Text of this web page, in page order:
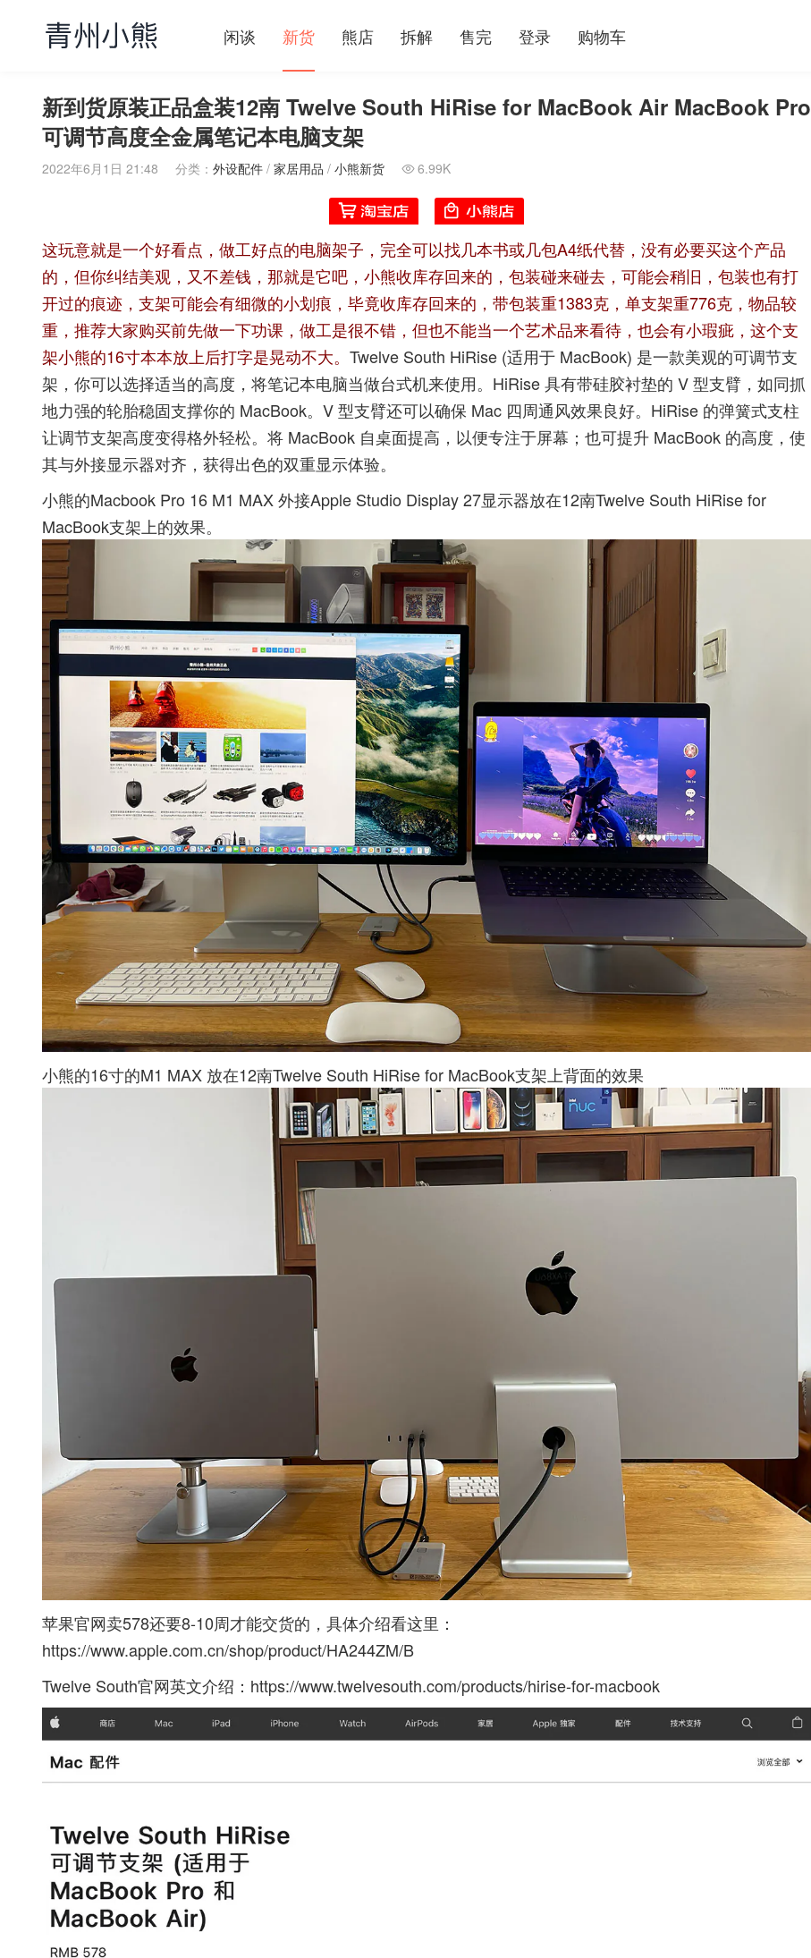
闲谈 新货 熊店 拆解 售完 登录 购物车
新到货原装正品盒装12南 Twelve South HiRise for MacBook Air MacBook Pro
可调节高度全金属笔记本电脑支架
2022年6月1日 21:48 分类： 外设配件 / 家居用品 / 小熊新货  6.99K
这玩意就是一个好看点，做工好点的电脑架子，完全可以找几本书或几包A4纸代替，没有必要买这个产品
的，但你纠结美观，又不差钱，那就是它吧，小熊收库存回来的，包装碰来碰去，可能会稍旧，包装也有打
开过的痕迹，支架可能会有细微的小划痕，毕竟收库存回来的，带包装重1383克，单支架重776克，物品较
重，推荐大家购买前先做一下功课，做工是很不错，但也不能当一个艺术品来看待，也会有小瑕疵，这个支
架小熊的16寸本本放上后打字是晃动不大。 Twelve South HiRise (适用于 MacBook) 是一款美观的可调节支
架，你可以选择适当的高度，将笔记本电脑当做台式机来使用。HiRise 具有带硅胶衬垫的 V 型支臂，如同抓
地力强的轮胎稳固支撑你的 MacBook。V 型支臂还可以确保 Mac 四周通风效果良好。HiRise 的弹簧式支柱
让调节支架高度变得格外轻松。将 MacBook 自桌面提高，以便专注于屏幕；也可提升 MacBook 的高度，使
其与外接显示器对齐，获得出色的双重显示体验。
小熊的Macbook Pro 16 M1 MAX 外接Apple Studio Display 27显示器放在12南Twelve South HiRise for
MacBook支架上的效果。
小熊的16寸的M1 MAX 放在12南Twelve South HiRise for MacBook支架上背面的效果
苹果官网卖578还要8-10周才能交货的，具体介绍看这里：
https://www.apple.com.cn/shop/product/HA244ZM/B
Twelve South官网英文介绍： https://www.twelvesouth.com/products/hirise-for-macbook